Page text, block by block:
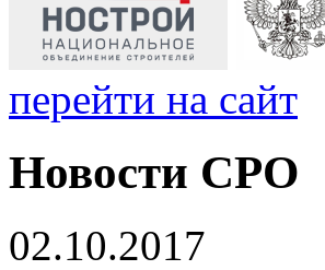
перейти на сайт
Новости СРО
02.10.2017